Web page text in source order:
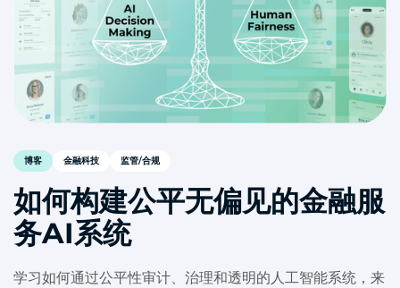
博客 金融科技 监管/合规
如何构建公平无偏见的金融服
务AI系统
学习如何通过公平性审计、治理和透明的人工智能系统，来